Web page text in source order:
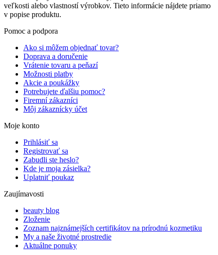
veľkosti alebo vlastností výrobkov. Tieto informácie nájdete priamo
v popise produktu.
Pomoc a podpora
Ako si môžem objednať tovar?
Doprava a doručenie
Vrátenie tovaru a peňazí
Možnosti platby
Akcie a poukážky
Potrebujete ďalšiu pomoc?
Firemní zákazníci
Môj zákaznícky účet
Moje konto
Prihlásiť sa
Registrovať sa
Zabudli ste heslo?
Kde je moja zásielka?
Uplatniť poukaz
Zaujímavosti
beauty blog
Zloženie
Zoznam najznámejších certifikátov na prírodnú kozmetiku
My a naše životné prostredie
Aktuálne ponuky